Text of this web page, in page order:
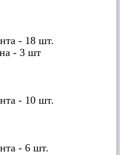
- 18 шт.
- 3 шт
- 10 шт.
- 6 шт.